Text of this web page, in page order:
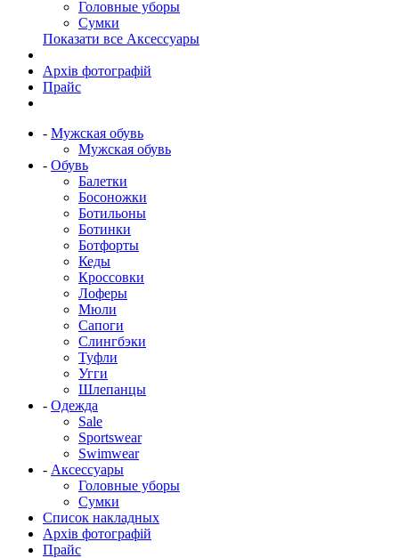
Головные уборы
Сумки
Показати все Аксессуары
Архів фотографій
Прайс
- Мужская обувь
Мужская обувь
- Обувь
Балетки
Босоножки
Ботильоны
Ботинки
Ботфорты
Кеды
Кроссовки
Лоферы
Мюли
Сапоги
Слингбэки
Туфли
Угги
Шлепанцы
- Одежда
Sale
Sportswear
Swimwear
- Аксессуары
Головные уборы
Сумки
Список накладных
Архів фотографій
Прайс